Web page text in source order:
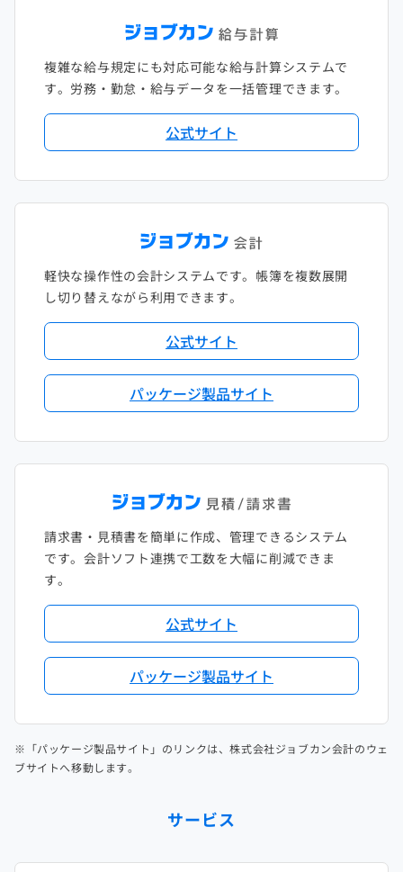
複雑な給与規定にも対応可能な給与計算システムで
す。労務・勤怠・給与データを一括管理できます。
公式サイト
軽快な操作性の会計システムです。帳簿を複数展開
し切り替えながら利用できます。
公式サイト
パッケージ製品サイト
請求書・見積書を簡単に作成、管理できるシステム
です。会計ソフト連携で工数を大幅に削減できま
す。
公式サイト
パッケージ製品サイト
※「パッケージ製品サイト」のリンクは、株式会社ジョブカン会計のウェ
ブサイトへ移動します。
サービス